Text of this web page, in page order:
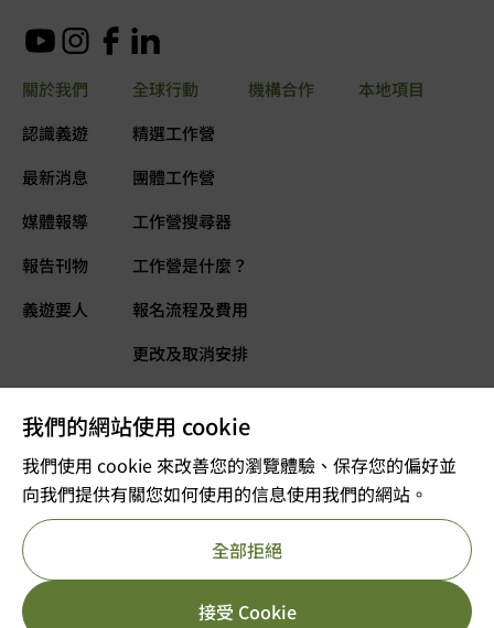
我們的網站使用 cookie
我們使用 cookie 來改善您的瀏覽體驗、保存您的偏好並
向我們提供有關您如何使用的信息使用我們的網站。
接受 Cookie
全部拒絕
關於我們
認識義遊
最新消息
媒體報導
報告刊物
義遊要人
全球行動
精選工作營
團體工作營
工作營搜尋器
工作營是什麼？
報名流程及費用
更改及取消安排
本地項目
義遊網誌
機構合作
立即捐款
©2025 版權屬VOLTRA義遊所有
註冊及編號：公司註冊 53610456獲豁免繳稅的慈善團體
參考編號 : 91/11726